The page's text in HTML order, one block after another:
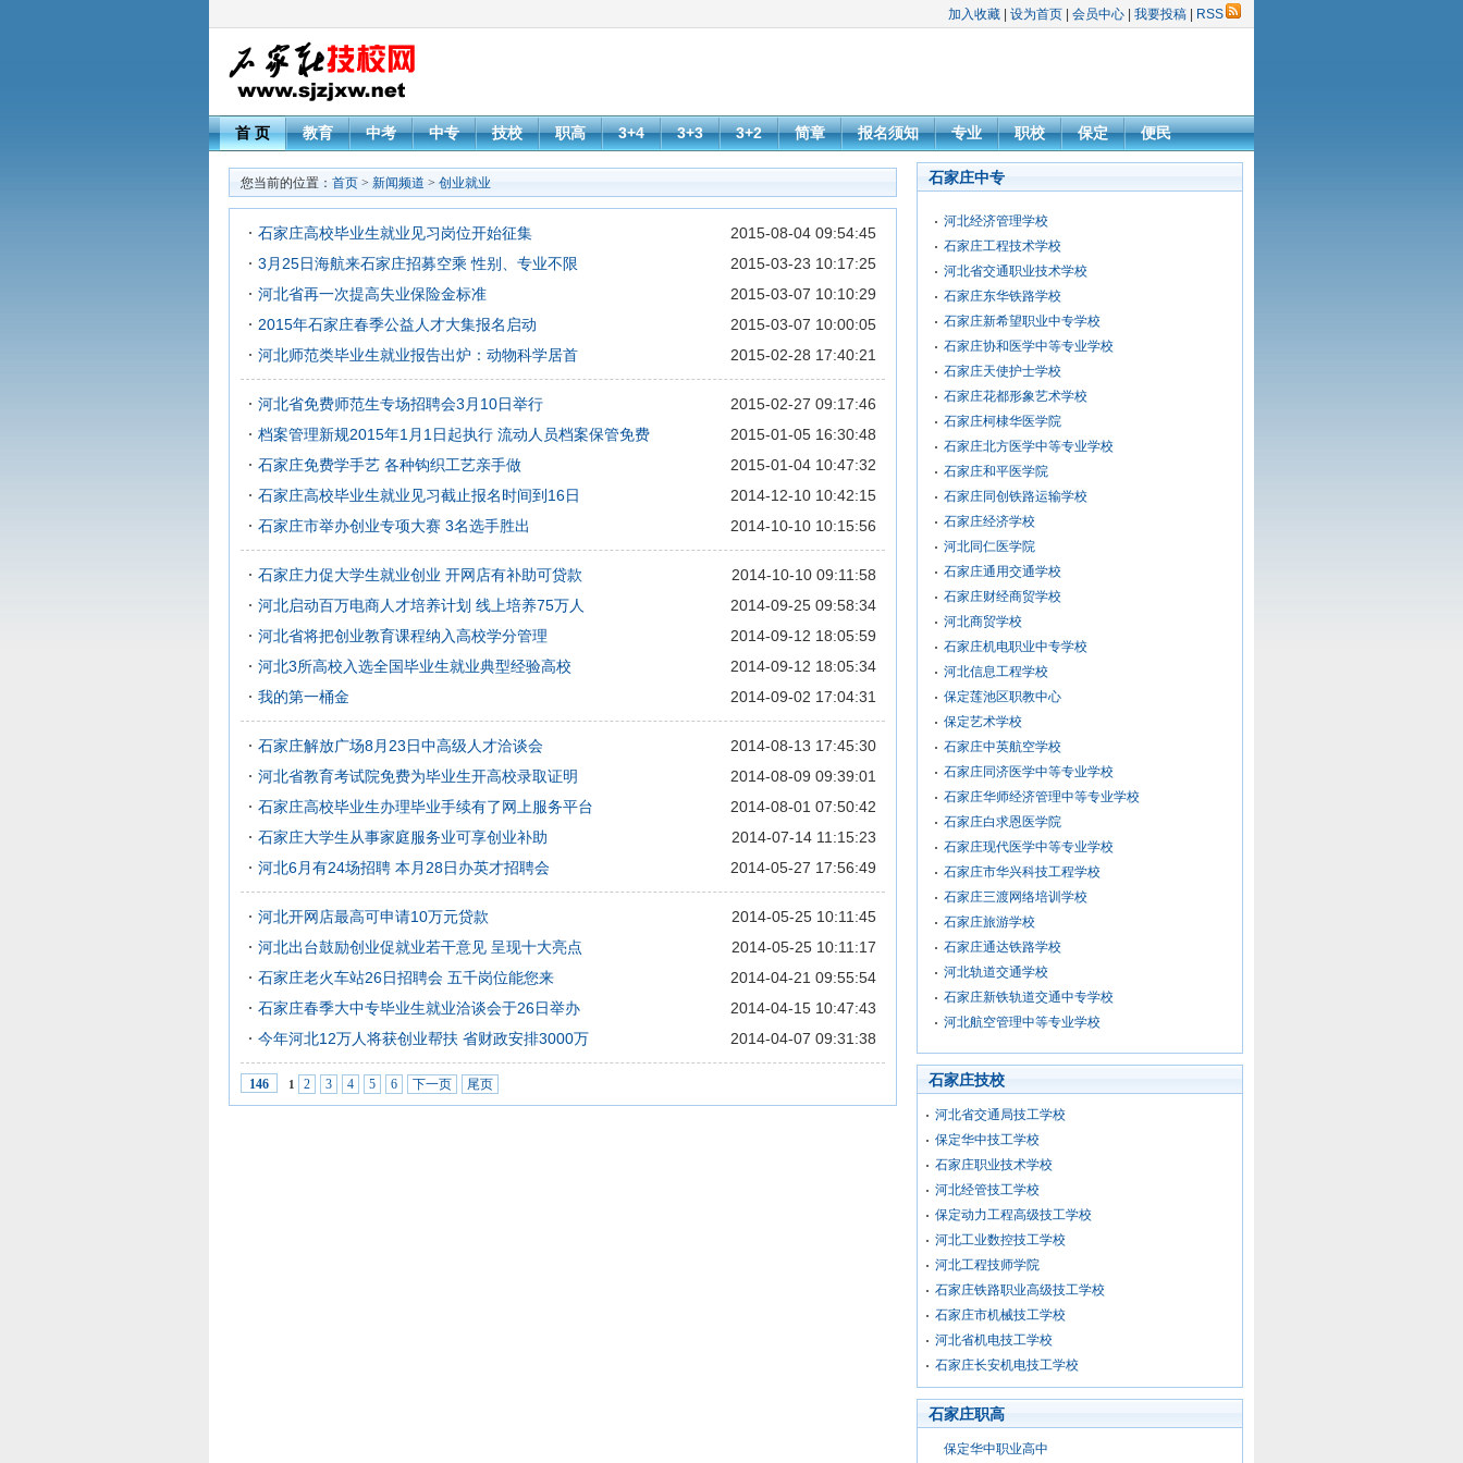
加入收藏 设为首页 会员中心 我要投稿 RSS
首 页 教育 中考 中专 技校 职高 3+4 3+3 3+2 简章 报名须知 专业 职校 保定 便民
您当前的位置： 首页 > 新闻频道 > 创业就业
石家庄高校毕业生就业见习岗位开始征集
2015-08-04 09:54:45
3月25日海航来石家庄招募空乘 性别、专业不限
2015-03-23 10:17:25
河北省再一次提高失业保险金标准
2015-03-07 10:10:29
2015年石家庄春季公益人才大集报名启动
2015-03-07 10:00:05
河北师范类毕业生就业报告出炉：动物科学居首
2015-02-28 17:40:21
河北省免费师范生专场招聘会3月10日举行
2015-02-27 09:17:46
档案管理新规2015年1月1日起执行 流动人员档案保管免费
2015-01-05 16:30:48
石家庄免费学手艺 各种钩织工艺亲手做
2015-01-04 10:47:32
石家庄高校毕业生就业见习截止报名时间到16日
2014-12-10 10:42:15
石家庄市举办创业专项大赛 3名选手胜出
2014-10-10 10:15:56
石家庄力促大学生就业创业 开网店有补助可贷款
2014-10-10 09:11:58
河北启动百万电商人才培养计划 线上培养75万人
2014-09-25 09:58:34
河北省将把创业教育课程纳入高校学分管理
2014-09-12 18:05:59
河北3所高校入选全国毕业生就业典型经验高校
2014-09-12 18:05:34
我的第一桶金
2014-09-02 17:04:31
石家庄解放广场8月23日中高级人才洽谈会
2014-08-13 17:45:30
河北省教育考试院免费为毕业生开高校录取证明
2014-08-09 09:39:01
石家庄高校毕业生办理毕业手续有了网上服务平台
2014-08-01 07:50:42
石家庄大学生从事家庭服务业可享创业补助
2014-07-14 11:15:23
河北6月有24场招聘 本月28日办英才招聘会
2014-05-27 17:56:49
河北开网店最高可申请10万元贷款
2014-05-25 10:11:45
河北出台鼓励创业促就业若干意见 呈现十大亮点
2014-05-25 10:11:17
石家庄老火车站26日招聘会 五千岗位能您来
2014-04-21 09:55:54
石家庄春季大中专毕业生就业洽谈会于26日举办
2014-04-15 10:47:43
今年河北12万人将获创业帮扶 省财政安排3000万
2014-04-07 09:31:38
146 1 2 3 4 5 6 下一页 尾页
石家庄中专
河北经济管理学校
石家庄工程技术学校
河北省交通职业技术学校
石家庄东华铁路学校
石家庄新希望职业中专学校
石家庄协和医学中等专业学校
石家庄天使护士学校
石家庄花都形象艺术学校
石家庄柯棣华医学院
石家庄北方医学中等专业学校
石家庄和平医学院
石家庄同创铁路运输学校
石家庄经济学校
河北同仁医学院
石家庄通用交通学校
石家庄财经商贸学校
河北商贸学校
石家庄机电职业中专学校
河北信息工程学校
保定莲池区职教中心
保定艺术学校
石家庄中英航空学校
石家庄同济医学中等专业学校
石家庄华师经济管理中等专业学校
石家庄白求恩医学院
石家庄现代医学中等专业学校
石家庄市华兴科技工程学校
石家庄三渡网络培训学校
石家庄旅游学校
石家庄通达铁路学校
河北轨道交通学校
石家庄新铁轨道交通中专学校
河北航空管理中等专业学校
石家庄技校
河北省交通局技工学校
保定华中技工学校
石家庄职业技术学校
河北经管技工学校
保定动力工程高级技工学校
河北工业数控技工学校
河北工程技师学院
石家庄铁路职业高级技工学校
石家庄市机械技工学校
河北省机电技工学校
石家庄长安机电技工学校
石家庄职高
保定华中职业高中